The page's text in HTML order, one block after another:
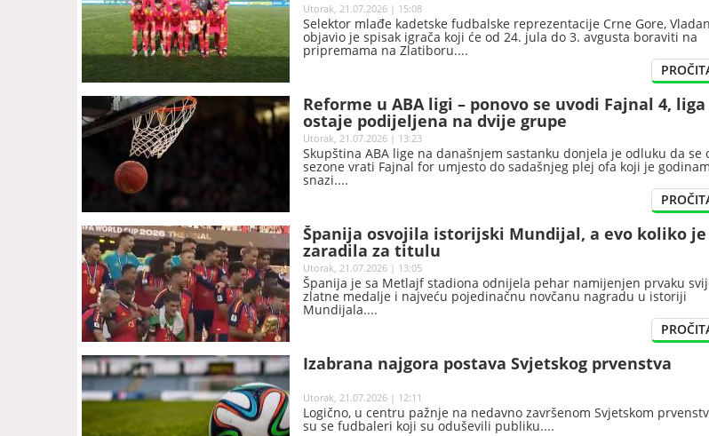
Utorak, 21.07.2026 | 15:08
Selektor mlađe kadetske fudbalske reprezentacije Crne Gore,
objavio je spisak igrača koji će od 24. jula do 3. avgusta boraviti na
pripremama na Zlatiboru.
Reforme u ABA ligi – ponovo se uvodi Fajnal 4, liga
ostaje podijeljena na dvije grupe
Utorak, 21.07.2026 | 13:23
Skupština ABA lige na današnjem sastanku donjela je odluku da se
sezone vrati Fajnal for umjesto do sadašnjeg plej ofa koji je
snazi.
Španija osvojila istorijski Mundijal, a evo koliko je
zaradila za titulu
Utorak, 21.07.2026 | 13:05
Španija je sa Metlajf stadiona odnijela pehar namijenjen prvaku
zlatne medalje i najveću pojedinačnu novčanu nagradu u istoriji
Mundijala.
Izabrana najgora postava Svjetskog prvenstva
Utorak, 21.07.2026 | 12:11
Logično, u centru pažnje na nedavno završenom Svjetskom
su se fudbaleri koji su oduševili publiku.